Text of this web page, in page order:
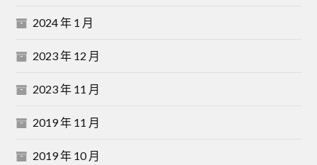
2024 年 1 月
2023 年 12 月
2023 年 11 月
2019 年 11 月
2019 年 10 月